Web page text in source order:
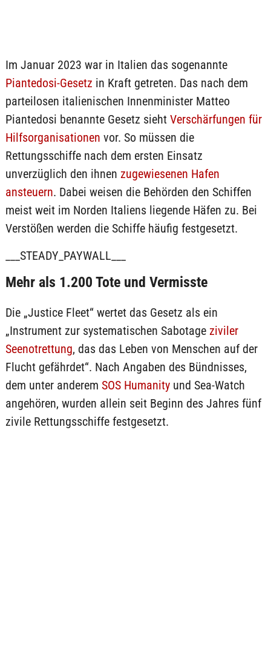
Im Januar 2023 war in Italien das sogenannte
Piantedosi-Gesetz in Kraft getreten. Das nach dem
parteilosen italienischen Innenminister Matteo
Piantedosi benannte Gesetz sieht Verschärfungen für
Hilfsorganisationen vor. So müssen die
Rettungsschiffe nach dem ersten Einsatz
unverzüglich den ihnen zugewiesenen Hafen
ansteuern. Dabei weisen die Behörden den Schiffen
meist weit im Norden Italiens liegende Häfen zu. Bei
Verstößen werden die Schiffe häufig festgesetzt.
___STEADY_PAYWALL___
Mehr als 1.200 Tote und Vermisste
Die „Justice Fleet“ wertet das Gesetz als ein
„Instrument zur systematischen Sabotage ziviler
Seenotrettung, das das Leben von Menschen auf der
Flucht gefährdet“. Nach Angaben des Bündnisses,
dem unter anderem SOS Humanityund Sea-Watch
angehören, wurden allein seit Beginn des Jahres fünf
zivile Rettungsschiffe festgesetzt.